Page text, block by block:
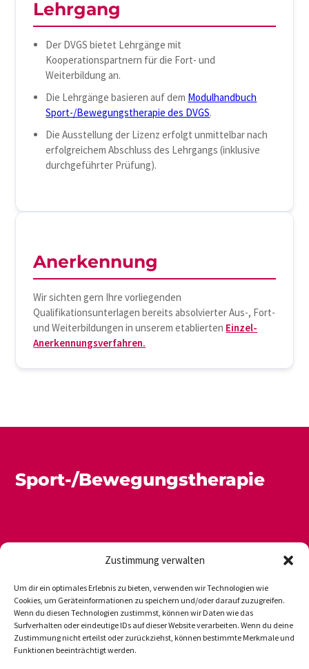
Zustimmung verwalten
Um dir ein optimales Erlebnis zu bieten, verwenden wir Technologien wie
Cookies, um Geräteinformationen zu speichern und/oder darauf zuzugreifen.
Wenn du diesen Technologien zustimmst, können wir Daten wie das
Surfverhalten oder eindeutige IDs auf dieser Website verarbeiten. Wenn du deine
Zustimmung nicht erteilst oder zurückziehst, können bestimmte Merkmale und
Funktionen beeinträchtigt werden.
Lehrgang
Der DVGS bietet Lehrgänge mit
Kooperationspartnern für die Fort- und
Weiterbildung an.
Die Lehrgänge basieren auf dem Modulhandbuch
Sport-/Bewegungstherapie des DVGS.
Die Ausstellung der Lizenz erfolgt unmittelbar nach
erfolgreichem Abschluss des Lehrgangs (inklusive
durchgeführter Prüfung).
Anerkennung
Wir sichten gern Ihre vorliegenden
Qualifikationsunterlagen bereits absolvierter Aus-, Fort-
und Weiterbildungen in unserem etablierten Einzel-
Anerkennungsverfahren.
Sport-/Bewegungstherapie
Newsletter Datenschutz Impressum